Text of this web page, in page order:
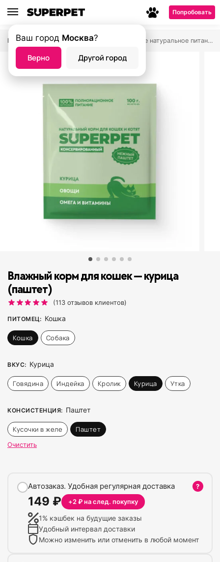
Попробовать
Главная страница — Магазин Влажное натуральное питание SUPERPET
Влажный корм для кошек — курица
(паштет)
(113 отзывов клиентов)
ПИТОМЕЦ: Кошка
Кошка Собака
ВКУС: Курица
Говядина Индейка Кролик Курица Утка
КОНСИСТЕНЦИЯ: Паштет
Кусочки в желе Паштет
Очистить
Автозаказ. Удобная регулярная доставка ?
149 ₽ +2₽ на след. покупку
1% кэшбек на будущие заказы
Удобный интервал доставки
Можно изменить или отменить в любой момент
Ваш город Москва?
Верно Другой город